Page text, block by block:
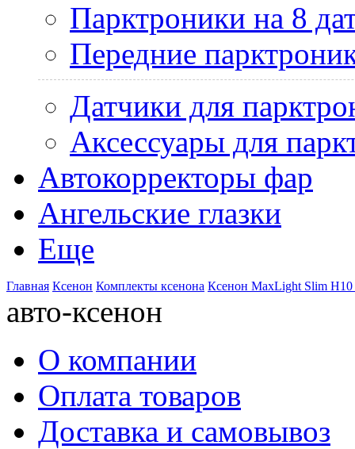
Парктроники на 8
Передние
Датчики для
Аксессуары для
Автокорректоры фар
Ангельские глазки
Еще
Главная Ксенон Комплекты ксенона Ксенон MaxLight Slim
авто-ксенон
О компании
Оплата товаров
Доставка и самовывоз